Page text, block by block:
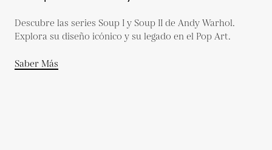
Descubre las series Soup I y Soup II de Andy Warhol.
Explora su diseño icónico y su legado en el Pop Art.
Saber Más